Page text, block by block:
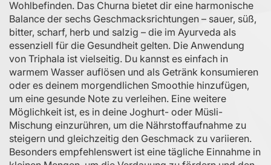
Wohlbefinden. Das Churna bietet dir eine harmonische
Balance der sechs Geschmacksrichtungen – sauer, süß,
bitter, scharf, herb und salzig – die im Ayurveda als
essenziell für die Gesundheit gelten. Die Anwendung
von Triphala ist vielseitig. Du kannst es einfach in
warmem Wasser auflösen und als Getränk konsumieren
oder es deinem morgendlichen Smoothie hinzufügen,
um eine gesunde Note zu verleihen. Eine weitere
Möglichkeit ist, es in deine Joghurt- oder Müsli-
Mischung einzurühren, um die Nährstoffaufnahme zu
steigern und gleichzeitig den Geschmack zu variieren.
Besonders empfehlenswert ist eine tägliche Einnahme in